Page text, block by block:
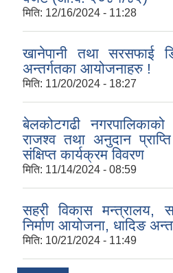
मिति: 12/16/2024 - 11:28
खानेपानी तथा सरसफाई
अन्तर्गतका आयोजनाहरु !
मिति: 11/20/2024 - 18:27
बेलकोटगढी
राजश्व तथा अनुदान
संक्षिप्त कार्यक्रम विवरण
मिति: 11/14/2024 - 08:59
सहरी विकास मन्त्रालय,
निर्माण आयोजना, धादिङ
मिति: 10/21/2024 - 11:49